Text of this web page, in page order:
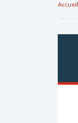
Accueil